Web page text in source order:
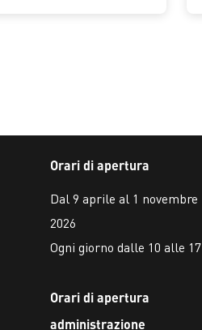
Orari di apertura
Dal 9 aprile al 1 novembre
2026
Ogni giorno dalle 10 alle 17
Orari di apertura
administrazione